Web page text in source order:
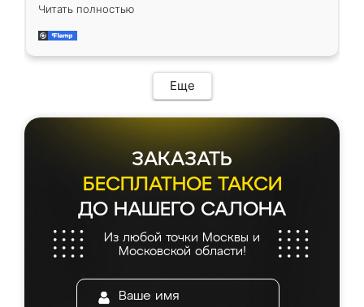
приехал замерщик, всё спокойно объяснил
и снял размеры. Изготовили в срок, с
мебель сразу встала на свое место без
каких-либо доработок. Качеством осталась
довольна, все выглядит так, как и ожидала.
Читать полностью
Еще
ЗАКАЗАТЬ
БЕСПЛАТНОЕ ТАКСИ
ДО НАШЕГО САЛОНА
Из любой точки Москвы и
Московской области!